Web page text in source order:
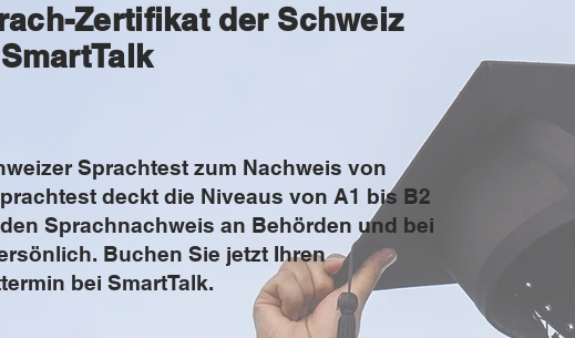
Sprachtest zum Nachweis von
deckt die Niveaus von A1 bis B2
Sprachnachweis an Behörden und bei
Buchen Sie jetzt Ihren
bei SmartTalk.
Zertifikat der Schweiz